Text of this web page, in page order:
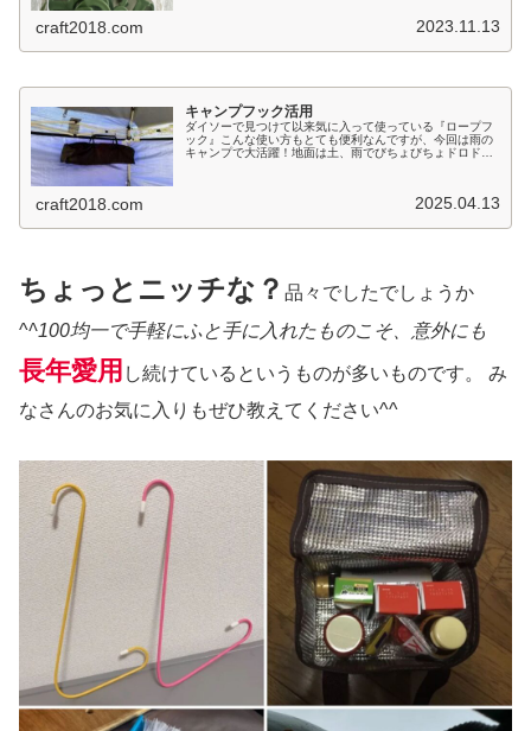
craft2018.com 2023.11.13
キャンプフック活用
ダイソーで見つけて以来気に入って使っている『ロープフ
ック』こんな使い方もとても便利なんですが、今回は雨の
キャンプで大活躍！地面は土、雨でびちょびちょドロドロ
craft2018.com 2025.04.13
ちょっとニッチな？ 品々でしたでしょうか
^^100均一で手軽にふと手に入れたものこそ、意外にも
長年愛用 し続けているというものが多いものです。 み
なさんのお気に入りもぜひ教えてください^^